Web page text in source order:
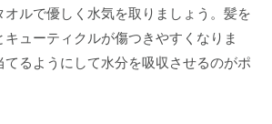
オルで優しく水気を取りましょう。髪を
ューティクルが傷つきやすくなりま
るようにして水分を吸収させるのがポ